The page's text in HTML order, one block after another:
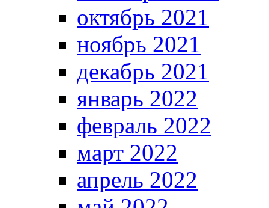
октябрь 2021
ноябрь 2021
декабрь 2021
январь 2022
февраль 2022
март 2022
апрель 2022